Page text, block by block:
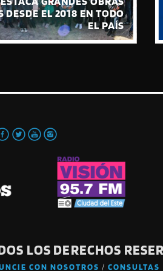
DESDE EL 2018 EN TODO
EL PAÍS
LOS DERECHOS
CON NOSOTROS CONSULTAS